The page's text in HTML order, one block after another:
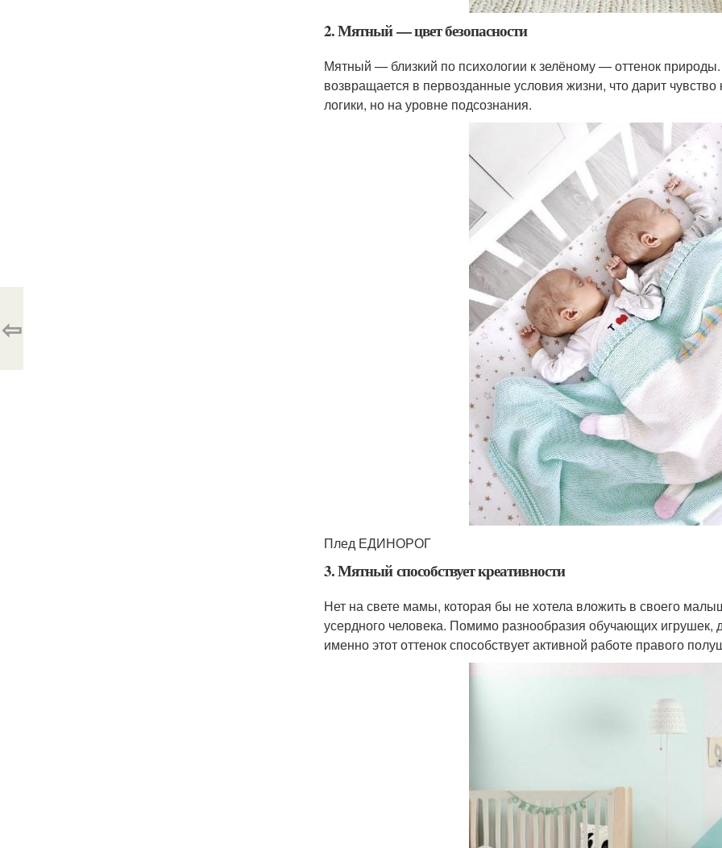
2. Мятный — цвет безопасности
Мятный — близкий по психологии к зелёному — оттенок природы.
возвращается в первозданные условия жизни, что дарит
логики, но на уровне подсознания.
Плед ЕДИНОРОГ
3. Мятный способствует креативности
Нет на свете мамы, которая бы не хотела вложить в своего
усердного человека. Помимо разнообразия обучающих игрушек,
именно этот оттенок способствует активной работе правого
⇦